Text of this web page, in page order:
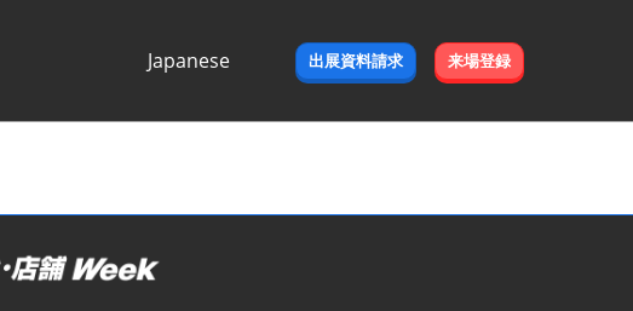
Japanese
出展資料請求 来場登録